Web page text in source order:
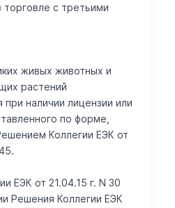
торговле с третьими
живых животных и
растений
наличии лицензии или
по форме,
Коллегии ЕЭК от
ЕЭК от 21.04.15 г. N 30
Решения Коллегии ЕЭК